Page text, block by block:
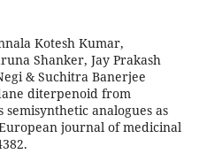
Kotesh Kumar,
Shanker, Jay Prakash
& Suchitra Banerjee
diterpenoid from
analogues as
journal of medicinal